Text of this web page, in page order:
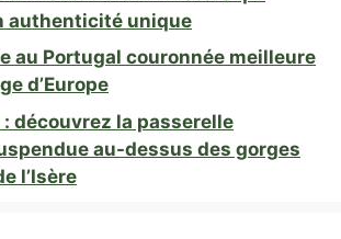
authenticité unique
au Portugal couronnée meilleure
d’Europe
découvrez la passerelle
au-dessus des gorges
l’Isère